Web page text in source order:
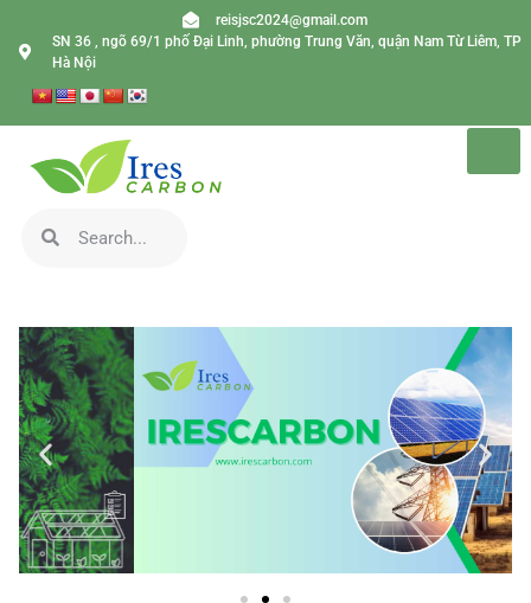
reisjsc2024@gmail.com
SN 36 , ngõ 69/1 phố Đại Linh, phường Trung Văn, quận Nam Từ Liêm, TP
Hà Nội